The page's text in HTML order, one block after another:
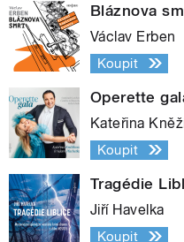
Bláznova
Václav Erben
Koupit
Operette
Kateřina
Koupit
Tragédie
Jiří Havelka
Koupit